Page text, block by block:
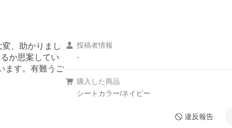
、助かりまし
か思案してい
ます。有難うご
投稿者情報
-
購入した商品
シートカラー/ネイビー
違反報告